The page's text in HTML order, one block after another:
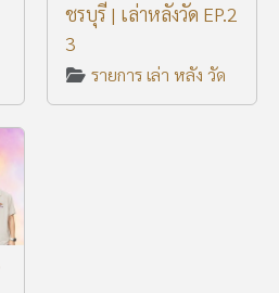
ชรบุรี | เล่าหลังวัด EP.2
3
รายการ เล่า หลัง วัด